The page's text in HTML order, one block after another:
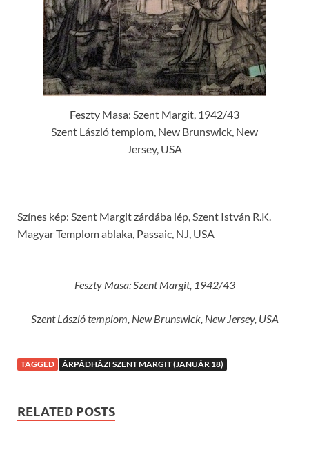
Feszty Masa: Szent Margit, 1942/43
Szent László templom, New Brunswick, New
Jersey, USA
Színes kép: Szent Margit zárdába lép, Szent István R.K.
Magyar Templom ablaka, Passaic, NJ, USA
Feszty Masa: Szent Margit, 1942/43
Szent László templom, New Brunswick, New Jersey, USA
TAGGED ÁRPÁDHÁZI SZENT MARGIT (JANUÁR 18)
RELATED POSTS